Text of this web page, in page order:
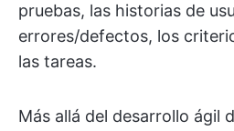
pruebas, las historias de
errores/defectos, los
las tareas.
Más allá del desarrollo ágil